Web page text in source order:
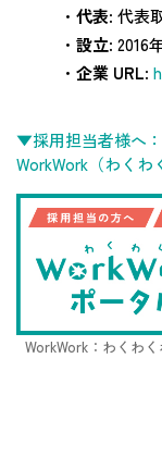
・ 代表: 代表
・ 設立: 2016
・ 企業 URL:
▼採用担当者様へ
WorkWork（わくわ
WorkWork：わくわ